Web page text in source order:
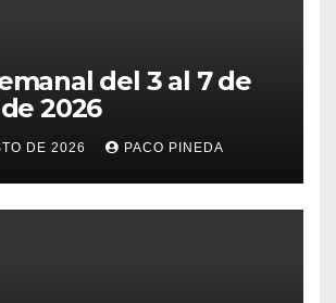
del 3 al 7 de
2026
DE 2026 PACO PINEDA